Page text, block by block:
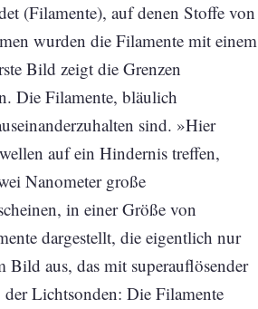
(Filamente), auf denen Stoffe von
wurden die Filamente mit einem
Bild zeigt die Grenzen
Die Filamente, bläulich
sind. »Hier
auf ein Hindernis treffen,
Nanometer große
in einer Größe von
dargestellt, die eigentlich nur
Bild aus, das mit superauflösender
Lichtsonden: Die Filamente